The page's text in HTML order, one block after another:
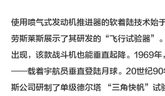
使用喷气式发动机推进器的软着陆技术始于20世纪50年代，当时
劳斯莱斯展示了其研发的“飞行试验器”
出现，该款战斗机也能垂直起降。1969
——载着宇航员垂直登陆月球。20世纪
斯公司研制了单级德尔塔 “三角快帆”